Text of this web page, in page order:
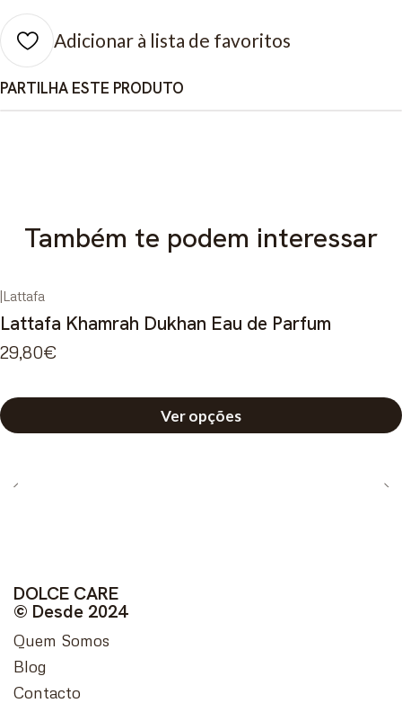
Adicionar à lista de favoritos
PARTILHA ESTE PRODUTO
Também te podem interessar
|Lattafa
Lattafa Khamrah Dukhan Eau de Parfum
29,80€
Ver opções
DOLCE CARE
© Desde 2024
Quem Somos
Blog
Contacto